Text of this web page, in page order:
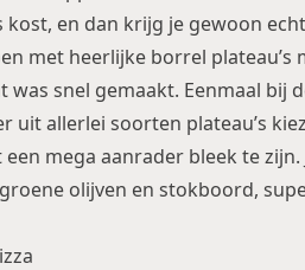
en dan krijg je gewoon
met heerlijke borrel plateau’s
was snel gemaakt. Eenmaal bij
uit allerlei soorten plateau’s
mega aanrader bleek te zijn.
olijven en stokboord,